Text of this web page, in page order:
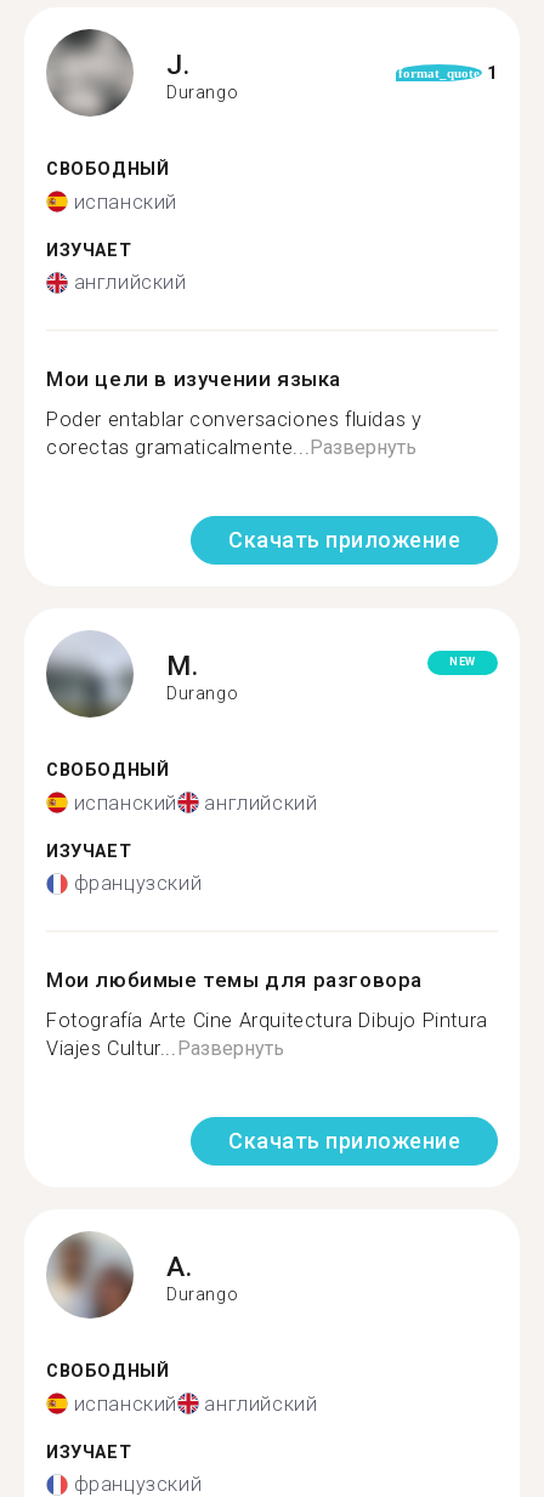
J.
Durango
format_quote 1
СВОБОДНЫЙ
испанский
ИЗУЧАЕТ
английский
Мои цели в изучении языка
Poder entablar conversaciones fluidas y
corectas gramaticalmente...Развернуть
Скачать приложение
M.
Durango
NEW
СВОБОДНЫЙ
испанский английский
ИЗУЧАЕТ
французский
Мои любимые темы для разговора
Fotografía Arte Cine Arquitectura Dibujo Pintura
Viajes Cultur...Развернуть
Скачать приложение
A.
Durango
СВОБОДНЫЙ
испанский английский
ИЗУЧАЕТ
французский